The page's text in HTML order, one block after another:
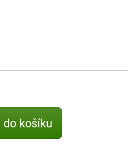
košíku